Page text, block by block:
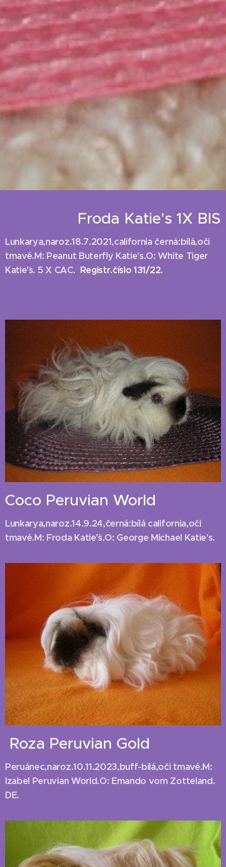
Froda Katie's 1X BIS
Lunkarya,naroz.18.7.2021,california černá:bílá,oči
tmavé.M: Peanut Buterfly Katie's.O: White Tiger
Katie¨'s. 5 X CAC. Registr.číslo 131/22.
Coco Peruvian World
Lunkarya,naroz.14.9.24,černá:bílá california,oči
tmavé.M: Froda Katie¨'s.O: George Michael Katie's.
Roza Peruvian Gold
Peruánec,naroz.10.11.2023,buff-bílá,oči tmavé.M:
Izabel Peruvian World.O: Emando vom Zotteland.
DE.